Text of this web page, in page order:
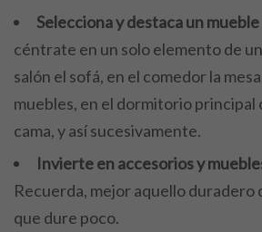
Selecciona y destaca un
céntrate en un solo elemento de
salón el sofá, en el comedor la
muebles, en el dormitorio principal
cama, y así sucesivamente.
Invierte en accesorios y
Recuerda, mejor aquello duradero
que dure poco.